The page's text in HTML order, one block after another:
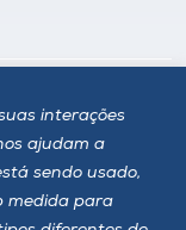
interações
ajudam a
sendo usado,
medida para